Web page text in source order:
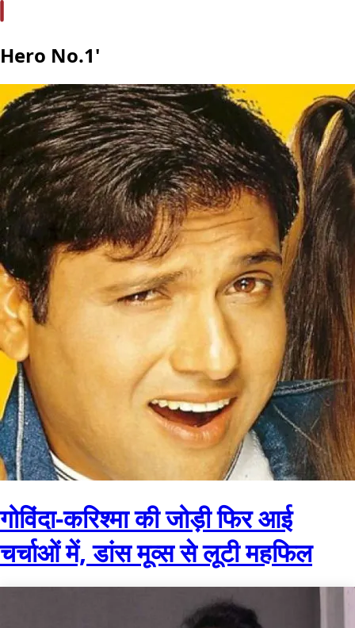
Hero No.1'
गोविंदा-करिश्मा की जोड़ी फिर आई
चर्चाओं में, डांस मूव्स से लूटी महफिल